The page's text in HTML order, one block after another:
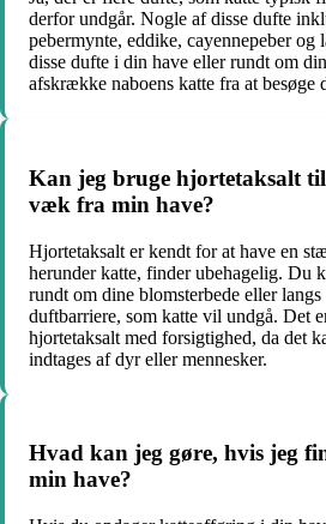
derfor undgår. Nogle af disse dufte
pebermynte, eddike, cayennepeber og
disse dufte i din have eller rundt om
afskrække naboens katte fra at besøge
Kan jeg bruge hjortetaksalt
væk fra min have?
Hjortetaksalt er kendt for at have en
herunder katte, finder ubehagelig. Du
rundt om dine blomsterbede eller
duftbarriere, som katte vil undgå. Det
hjortetaksalt med forsigtighed, da det
indtages af dyr eller mennesker.
Hvad kan jeg gøre, hvis jeg
min have?